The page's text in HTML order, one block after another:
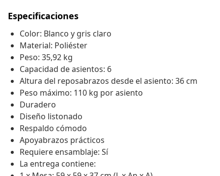
Especificaciones
Color: Blanco y gris claro
Material: Poliéster
Peso: 35,92 kg
Capacidad de asientos: 6
Altura del reposabrazos desde el asiento: 36 cm
Peso máximo: 110 kg por asiento
Duradero
Diseño listonado
Respaldo cómodo
Apoyabrazos prácticos
Requiere ensamblaje: Sí
La entrega contiene: